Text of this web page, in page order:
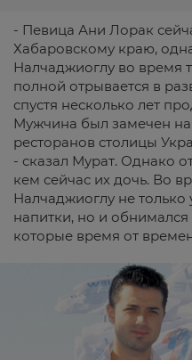
- Певица Ани Лорак
Хабаровскому краю,
Налчаджиоглу во время
полной отрывается в
спустя несколько лет
Мужчина был замечен
ресторанов столицы
- сказал Мурат. Однако
кем сейчас их дочь. Во
Налчаджиоглу не
напитки, но и
которые время от